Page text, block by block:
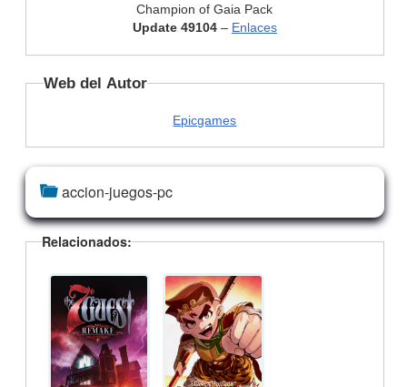
Champion of Gaia Pack
Update 49104– Enlaces
Web del Autor
Epicgames
accion-juegos-pc
Relacionados: